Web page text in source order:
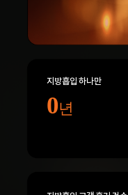
지방흡입 하나만
0년